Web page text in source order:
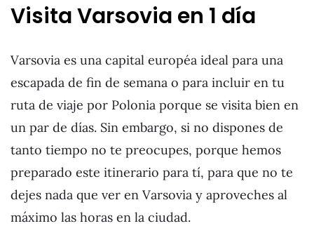
Visita Varsovia en 1 día
Varsovia es una capital européa ideal para una
escapada de fin de semana o para incluir en tu
ruta de viaje por Polonia porque se visita bien en
un par de días. Sin embargo, si no dispones de
tanto tiempo no te preocupes, porque hemos
preparado este itinerario para tí, para que no te
dejes nada que ver en Varsovia y aproveches al
máximo las horas en la ciudad.